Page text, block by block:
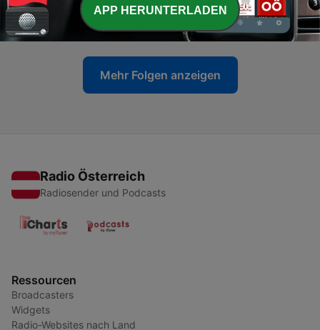
66 - Radek Smoleňák: Bavilo mě to
12 Mai 2026
Mehr Folgen anzeigen
Radio Österreich
Radiosender und Podcasts
Ressourcen
Broadcasters
Widgets
Radio-Websites nach Land
APP HERUNTERLADEN